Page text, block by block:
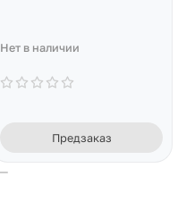
Нет в наличии
Предзаказ